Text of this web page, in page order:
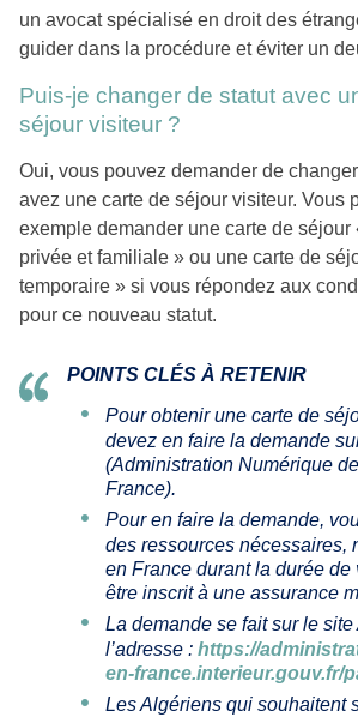
un avocat spécialisé en droit des
guider dans la procédure et éviter un
Puis-je changer de statut avec
séjour visiteur ?
Oui, vous pouvez demander de
avez une carte de séjour visiteur. Vous
exemple demander une carte de séjour
privée et familiale » ou une carte de
temporaire » si vous répondez aux
pour ce nouveau statut.
POINTS CLÉS À RETENIR
Pour obtenir une carte de
devez en faire la demande
(Administration Numérique
France).
Pour en faire la demande,
des ressources nécessaires,
en France durant la durée de
être inscrit à une assurance
La demande se fait sur le site
l’adresse : https://
en-france.interieur.gouv.fr/
Les Algériens qui souhaitent